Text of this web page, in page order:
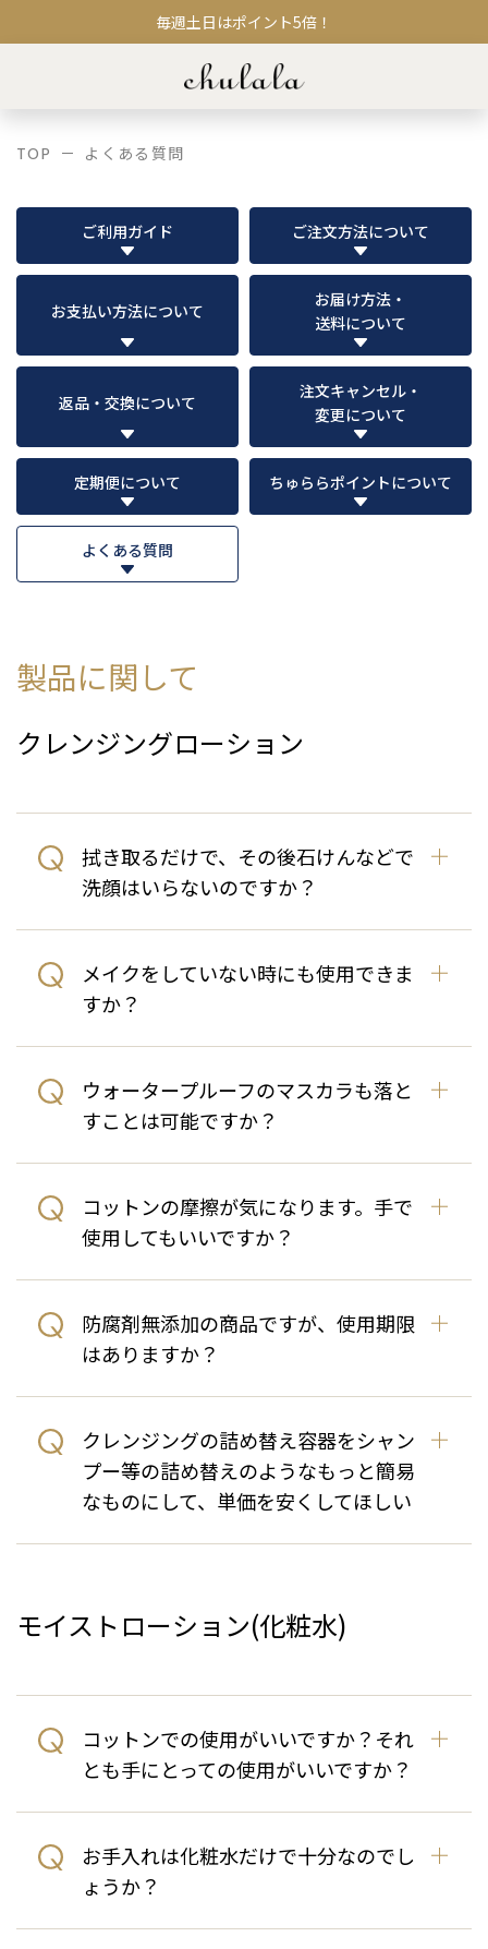
毎週土日はポイント5倍！
TOP よくある質問
ご利用ガイド ご注文方法について
お支払い方法について
お届け方法・
送料について
返品・交換について
注文キャンセル・
変更について
定期便について ちゅららポイントについて
よくある質問
製品に関して
クレンジングローション
拭き取るだけで、その後石けんなどで
洗顔はいらないのですか？
メイクをしていない時にも使用できま
すか？
ウォータープルーフのマスカラも落と
すことは可能ですか？
コットンの摩擦が気になります。手で
使用してもいいですか？
防腐剤無添加の商品ですが、使用期限
はありますか？
クレンジングの詰め替え容器をシャン
プー等の詰め替えのようなもっと簡易
なものにして、単価を安くしてほしい
モイストローション(化粧水)
コットンでの使用がいいですか？それ
とも手にとっての使用がいいですか？
お手入れは化粧水だけで十分なのでし
ょうか？